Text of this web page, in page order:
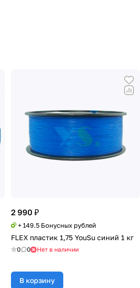
2 990 ₽
+ 149.5 Бонусных рублей
FLEX пластик 1,75 YouSu синий 1 кг
0 0 Нет в наличии
В корзину